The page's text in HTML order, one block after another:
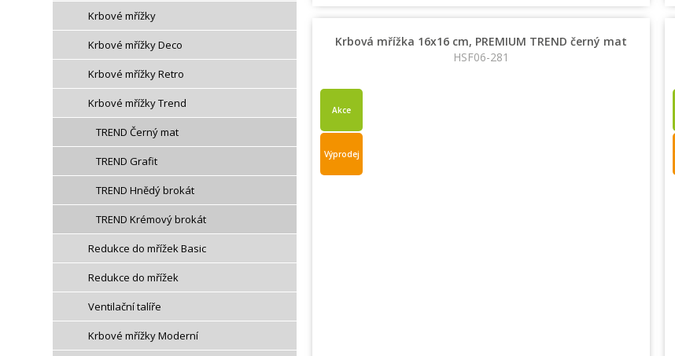
Krbové mřížky
Krbové mřížky Deco
Krbové mřížky Retro
Krbové mřížky Trend
TREND Černý mat
TREND Grafit
TREND Hnědý brokát
TREND Krémový brokát
Redukce do mřížek Basic
Redukce do mřížek
Ventilační talíře
Krbové mřížky Moderní
Krbová mřížka 16x16 cm, PREMIUM TREND černý mat
HSF06-281
Akce
Výprodej